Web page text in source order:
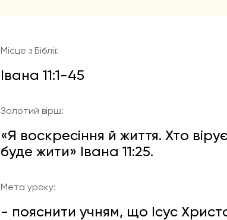
Місце з Біблії:
Івана 11:1-45
Золотий вірш:
«Я воскресіння й життя. Хто
буде жити» Івана 11:25.
Мета уроку:
- пояснити учням, що Ісус